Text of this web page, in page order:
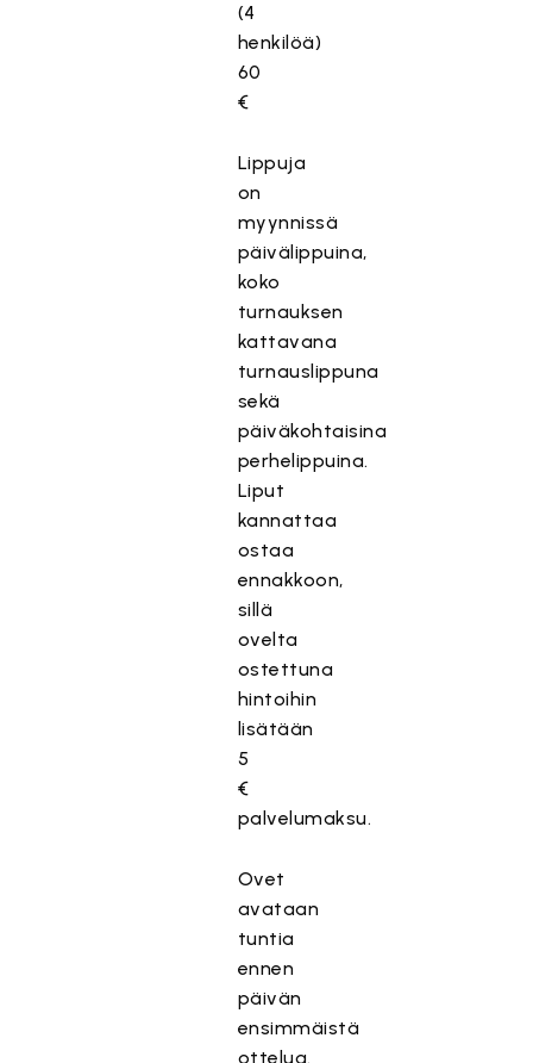
(4
henkilöä)
60
€
Lippuja
on
myynnissä
päivälippuina,
koko
turnauksen
kattavana
turnauslippuna
sekä
päiväkohtaisina
perhelippuina.
Liput
kannattaa
ostaa
ennakkoon,
sillä
ovelta
ostettuna
hintoihin
lisätään
5
€
palvelumaksu.
Ovet
avataan
tuntia
ennen
päivän
ensimmäistä
ottelua.